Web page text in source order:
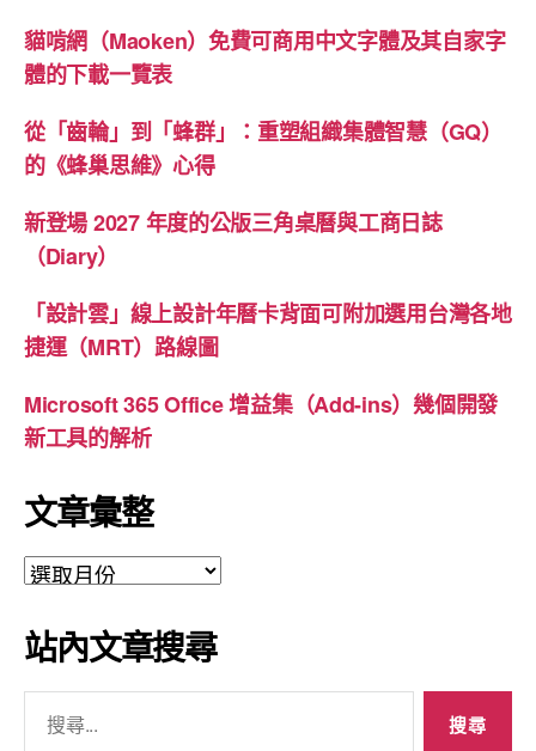
貓啃網（Maoken）免費可商用中文字體及其自家字
體的下載一覽表
從「齒輪」到「蜂群」：重塑組織集體智慧（GQ）
的《蜂巢思維》心得
新登場 2027 年度的公版三角桌曆與工商日誌
（Diary）
「設計雲」線上設計年曆卡背面可附加選用台灣各地
捷運（MRT）路線圖
Microsoft 365 Office 增益集（Add-ins）幾個開發
新工具的解析
文章彙整
文
彙
整
站內文章搜尋